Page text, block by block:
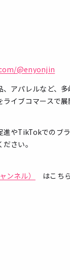
@enyonjin
アパレルなど、
イブコマースで
やTikTokでのブ
さい。
ンネル） はこちら